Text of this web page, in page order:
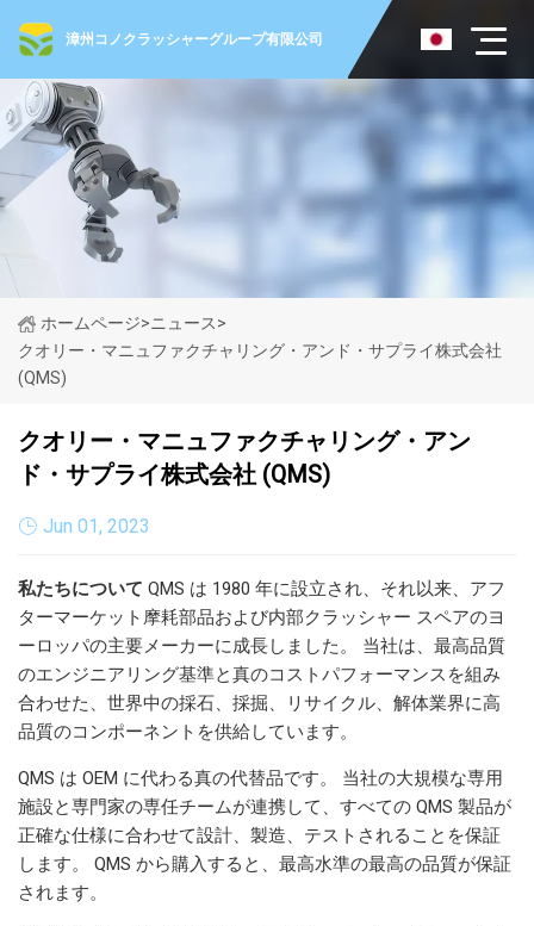
漳州コノクラッシャーグループ有限公司
ホームページ>ニュース>
クオリー・マニュファクチャリング・アンド・サプライ株式会社
(QMS)
クオリー・マニュファクチャリング・アン
ド・サプライ株式会社 (QMS)
Jun 01, 2023
私たちについて QMS は 1980 年に設立され、それ以来、アフ
ターマーケット摩耗部品および内部クラッシャー スペアのヨ
ーロッパの主要メーカーに成長しました。 当社は、最高品質
のエンジニアリング基準と真のコストパフォーマンスを組み
合わせた、世界中の採石、採掘、リサイクル、解体業界に高
品質のコンポーネントを供給しています。
QMS は OEM に代わる真の代替品です。 当社の大規模な専用
施設と専門家の専任チームが連携して、すべての QMS 製品が
正確な仕様に合わせて設計、製造、テストされることを保証
します。 QMS から購入すると、最高水準の最高の品質が保証
されます。